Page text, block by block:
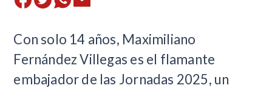
​Con solo 14 años, Maximiliano
Fernández Villegas es el flamante
embajador de las Jornadas 2025, un